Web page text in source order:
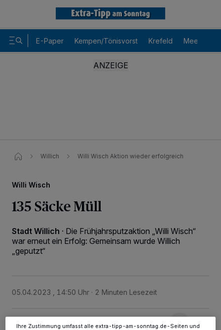
E-Paper Kempen/Tönisvorst Krefeld Meerbusch
Willich Willi Wisch Aktion wieder erfolgreich
Willi Wisch
135 Säcke Müll
Stadt Willich · Die Frühjahrsputzaktion „Willi Wisch“
war erneut ein Erfolg: Gemeinsam wurde Willich
„geputzt“
05.04.2023 , 14:50 Uhr 2 Minuten Lesezeit
Wir und unsere
personenbezogene Daten wie Browserdaten oder eindeutige
Kennungen auf Ihrem Gerät zu. Durch Auswahl von OK aktivieren Sie
Tracking-Technologien für die unter „Wir und unsere Partner
ändern oder Ihre Einwilligung zu widerrufen, indem Sie auf den Link
Einstellungen oder Ablehnen am unteren Rand der Webseite klicken.
Ihre Zustimmung umfasst alle extra-tipp-am-sonntag.de-Seiten und